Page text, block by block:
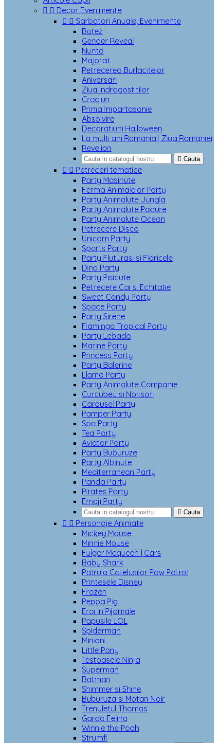
  Decor Evenimente
  Sarbatori Anuale, Evenimente
Botez
Gender Reveal
Nunta
Majorat
Petrecerea Burlacitelor
Aniversari
Ziua Indragostitilor
Craciun
Prima Impartasanie
Absolvire
Decoratiuni Halloween
La multi ani Romania | Ziua Romaniei
Revelion
 Cauta
  Petreceri tematice
Party Masinute
Ferma Animalelor Party
Party Animalute Jungla
Party Animalute Padure
Party Animalute Ocean
Petrecere Disco
Unicorn Party
Sports Party
Party Fluturasi si Floricele
Dino Party
Party Pisicute
Petrecere Cai si Echitatie
Sweet Candy Party
Space Party
Party Sirene
Flamingo Tropical Party
Party Lebada
Marine Party
Princess Party
Party Balerine
Llama Party
Party Animalute Companie
Curcubeu si Norisori
Carousel Party
Pamper Party
Spa Party
Tea Party
Aviator Party
Party Buburuze
Party Albinute
Mediterranean Party
Panda Party
Pirates Party
Emoji Party
 Cauta
  Personaje Animate
Mickey Mouse
Minnie Mouse
Fulger Mcqueen | Cars
Baby Shark
Patrula Catelusilor Paw Patrol
Printesele Disney
Frozen
Peppa Pig
Eroi In Pijamale
Papusile LOL
Spiderman
Minioni
Little Pony
Testoasele Ninja
Superman
Batman
Shimmer si Shine
Buburuza si Motan Noir
Trenuletul Thomas
Garda Felina
Winnie the Pooh
Strumfi